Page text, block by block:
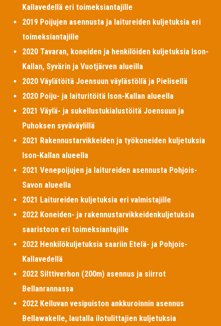
Kallavedellä eri toimeksiantajille
2019 Poijujen asennusta ja laitureiden kuljetuksia eri
toimeksiantajille
2020 Tavaran, koneiden ja henkilöiden kuljetuksia Ison-
Kallan, Syvärin ja Vuotjärven alueilla
2020 Väylätöitä Joensuun väylästöllä ja Pielisellä
2020 Poiju- ja laituritöitä Ison-Kallan alueella
2021 Väylä- ja sukellustukialustöitä Joensuun ja
Puhoksen syväväylillä
2021 Rakennustarvikkeiden ja työkoneiden kuljetuksia
Ison-Kallan alueella
2021 Venepoijujen ja laitureiden asennusta Pohjois-
Savon alueella
2021 Laitureiden kuljetuksia eri valmistajille
2022 Koneiden- ja rakennustarvikkeidenkuljetuksia
saaristoon eri toimeksiantajille
2022 Henkilökuljetuksia saariin Etelä- ja Pohjois-
Kallavedellä
2022 Silttiverhon (200m) asennus ja siirrot
Bellanrannassa
2022 Kelluvan vesipuiston ankkuroinnin asennus
Bellawakelle, lautalla ilotulittajien kuljetuksia